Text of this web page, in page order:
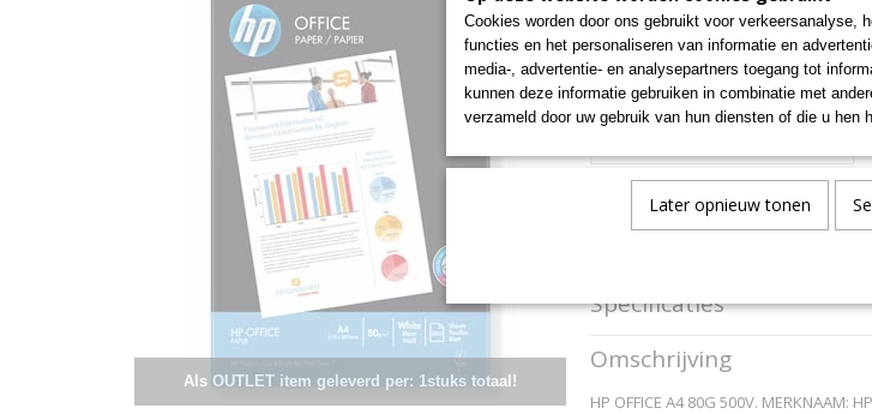
Als OUTLET item geleverd per: 1stuks totaal!
€ 7,55
Aantal
IN WINKELWAGEN
Specificaties
Productcode
EAN code
Productcode leverancier
Omschrijving
HP OFFICE A4 80G 500V. MERKNAAM:
Cookies worden door ons gebruikt voor verkeersanalyse,
functies en het personaliseren van informatie en
media-, advertentie- en analysepartners toegang tot
kunnen deze informatie gebruiken in combinatie met
verzameld door uw gebruik van hun diensten of die u hen
Later opnieuw tonen